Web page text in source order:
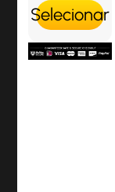
Selecionar